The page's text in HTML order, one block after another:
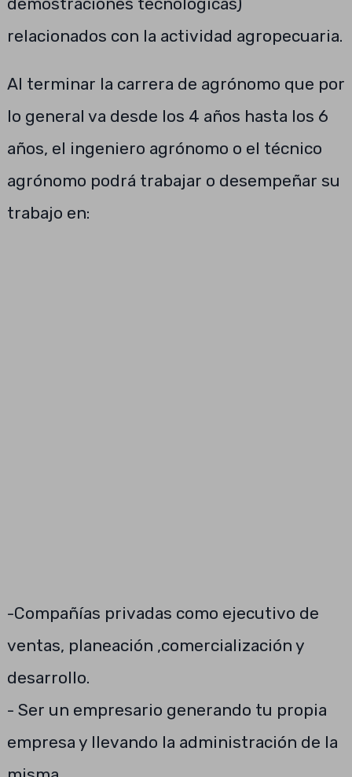
relacionados con la actividad agropecuaria.
Al terminar la carrera de agrónomo que por
lo general va desde los 4 años hasta los 6
años, el ingeniero agrónomo o el técnico
agrónomo podrá trabajar o desempeñar su
trabajo en:
-Compañías privadas como ejecutivo de
ventas, planeación ,comercialización y
desarrollo.
- Ser un empresario generando tu propia
empresa y llevando la administración de la